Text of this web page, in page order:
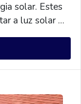
solar. Estes
a luz solar e
que pode ser
elétricos.
uma tomada